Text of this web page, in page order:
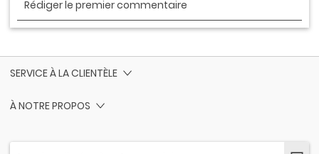
SERVICE À LA CLIENTÈLE
À NOTRE PROPOS